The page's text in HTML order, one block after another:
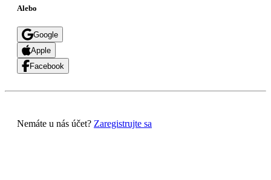
Alebo
Google
Apple
Facebook
Nemáte u nás účet? Zaregistrujte sa